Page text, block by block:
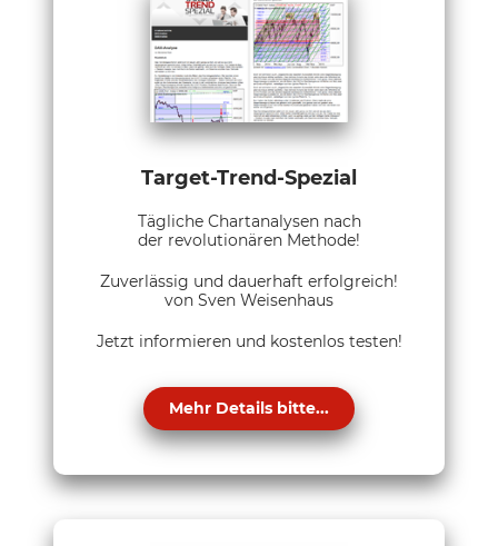
Target-Trend-Spezial
Tägliche Chartanalysen nach
der revolutionären Methode!
Zuverlässig und dauerhaft erfolgreich!
von Sven Weisenhaus
Jetzt informieren und kostenlos testen!
Mehr Details bitte...